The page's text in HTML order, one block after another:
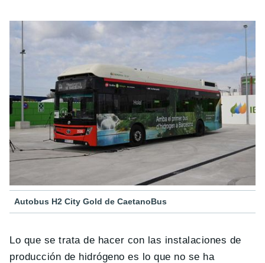
Autobus H2 City Gold de CaetanoBus
Lo que se trata de hacer con las instalaciones de
producción de hidrógeno es lo que no se ha